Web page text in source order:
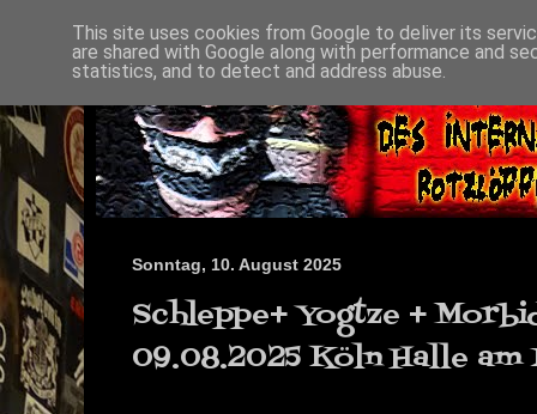
Sonntag, 10. August 2025
Schleppe+ Yogtze +
09.08.2025 Köln Halle am
This site uses cookies from Google to deliver its
are shared with Google along with performance and
statistics, and to detect and address abuse.